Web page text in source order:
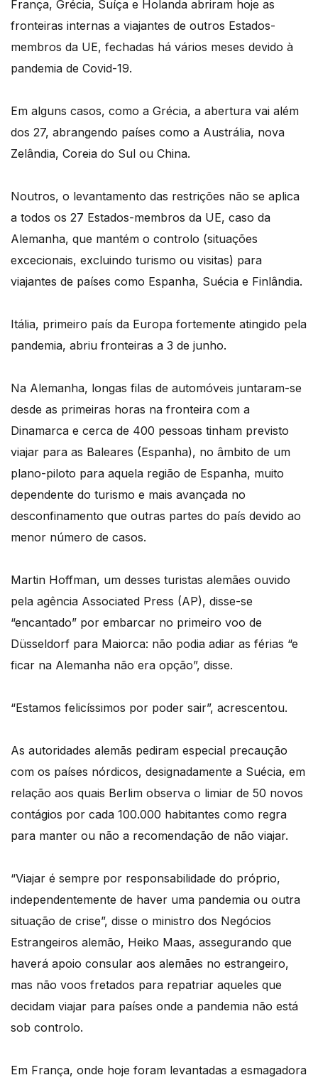
França, Grécia, Suíça e Holanda abriram hoje as
fronteiras internas a viajantes de outros Estados-
membros da UE, fechadas há vários meses devido à
pandemia de Covid-19.
Em alguns casos, como a Grécia, a abertura vai além
dos 27, abrangendo países como a Austrália, nova
Zelândia, Coreia do Sul ou China.
Noutros, o levantamento das restrições não se aplica
a todos os 27 Estados-membros da UE, caso da
Alemanha, que mantém o controlo (situações
excecionais, excluindo turismo ou visitas) para
viajantes de países como Espanha, Suécia e Finlândia.
Itália, primeiro país da Europa fortemente atingido pela
pandemia, abriu fronteiras a 3 de junho.
Na Alemanha, longas filas de automóveis juntaram-se
desde as primeiras horas na fronteira com a
Dinamarca e cerca de 400 pessoas tinham previsto
viajar para as Baleares (Espanha), no âmbito de um
plano-piloto para aquela região de Espanha, muito
dependente do turismo e mais avançada no
desconfinamento que outras partes do país devido ao
menor número de casos.
Martin Hoffman, um desses turistas alemães ouvido
pela agência Associated Press (AP), disse-se
“encantado” por embarcar no primeiro voo de
Düsseldorf para Maiorca: não podia adiar as férias “e
ficar na Alemanha não era opção”, disse.
“Estamos felicíssimos por poder sair”, acrescentou.
As autoridades alemãs pediram especial precaução
com os países nórdicos, designadamente a Suécia, em
relação aos quais Berlim observa o limiar de 50 novos
contágios por cada 100.000 habitantes como regra
para manter ou não a recomendação de não viajar.
“Viajar é sempre por responsabilidade do próprio,
independentemente de haver uma pandemia ou outra
situação de crise”, disse o ministro dos Negócios
Estrangeiros alemão, Heiko Maas, assegurando que
haverá apoio consular aos alemães no estrangeiro,
mas não voos fretados para repatriar aqueles que
decidam viajar para países onde a pandemia não está
sob controlo.
Em França, onde hoje foram levantadas a esmagadora